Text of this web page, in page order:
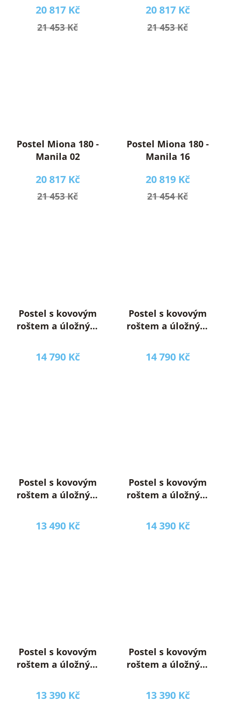
20 817 Kč
21 453 Kč
20 817 Kč
21 453 Kč
Postel Miona 180 -
Manila 02
20 817 Kč
21 453 Kč
Postel Miona 180 -
Manila 16
20 819 Kč
21 454 Kč
Postel s kovovým
roštem a úložným
200x200, béžová,
SORELA
14 790 Kč
Postel s kovovým
roštem a úložným
200x200, šedá,
SORELA
14 790 Kč
Postel s kovovým
roštem a úložným
180x200, béžová,
SORELA
13 490 Kč
Postel s kovovým
roštem a úložným
180x200, šedá,
SORELA
14 390 Kč
Postel s kovovým
roštem a úložným
160x200, béžová,
SORELA
13 390 Kč
Postel s kovovým
roštem a úložným
160x200, šedá,
SORELA
13 390 Kč